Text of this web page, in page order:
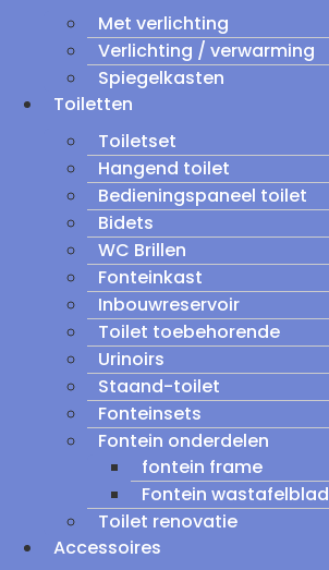
Met verlichting
Verlichting / verwarming
Spiegelkasten
Toiletten
Toiletset
Hangend toilet
Bedieningspaneel toilet
Bidets
WC Brillen
Fonteinkast
Inbouwreservoir
Toilet toebehorende
Urinoirs
Staand-toilet
Fonteinsets
Fontein onderdelen
fontein frame
Fontein wastafelblad
Toilet renovatie
Accessoires